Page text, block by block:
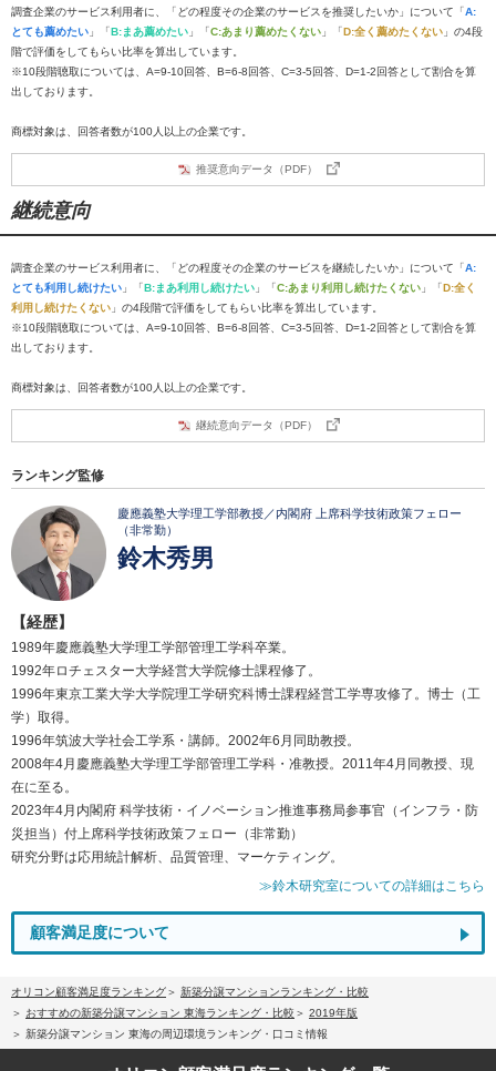
調査企業のサービス利用者に、「どの程度その企業のサービスを推奨したいか」について「A:
とても薦めたい 」「B:まあ薦めたい 」「C:あまり薦めたくない 」「D:全く薦めたくない 」の4段
階で評価をしてもらい比率を算出しています。
※10段階聴取については、A=9-10回答、B=6-8回答、C=3-5回答、D=1-2回答として割合を算
出しております。
商標対象は、回答者数が100人以上の企業です。
推奨意向データ（PDF）
継続意向
調査企業のサービス利用者に、「どの程度その企業のサービスを継続したいか」について「A:
とても利用し続けたい 」「B:まあ利用し続けたい 」「C:あまり利用し続けたくない 」「D:全く
利用し続けたくない 」の4段階で評価をしてもらい比率を算出しています。
※10段階聴取については、A=9-10回答、B=6-8回答、C=3-5回答、D=1-2回答として割合を算
出しております。
商標対象は、回答者数が100人以上の企業です。
継続意向データ（PDF）
ランキング監修
慶應義塾大学理工学部教授／内閣府 上席科学技術政策フェロー
（非常勤）
鈴木秀男
【経歴】
1989年慶應義塾大学理工学部管理工学科卒業。
1992年ロチェスター大学経営大学院修士課程修了。
1996年東京工業大学大学院理工学研究科博士課程経営工学専攻修了。博士（工
学）取得。
1996年筑波大学社会工学系・講師。2002年6月同助教授。
2008年4月慶應義塾大学理工学部管理工学科・准教授。2011年4月同教授、現
在に至る。
2023年4月内閣府 科学技術・イノベーション推進事務局参事官（インフラ・防
災担当）付上席科学技術政策フェロー（非常勤）
研究分野は応用統計解析、品質管理、マーケティング。
≫鈴木研究室についての詳細はこちら
顧客満足度について
オリコン顧客満足度ランキング
新築分譲マンションランキング・比較
おすすめの新築分譲マンション 東海ランキング・比較
2019年版
新築分譲マンション 東海の周辺環境ランキング・口コミ情報